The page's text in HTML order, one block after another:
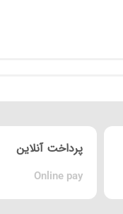
پرداخت آنلاین
Online pay